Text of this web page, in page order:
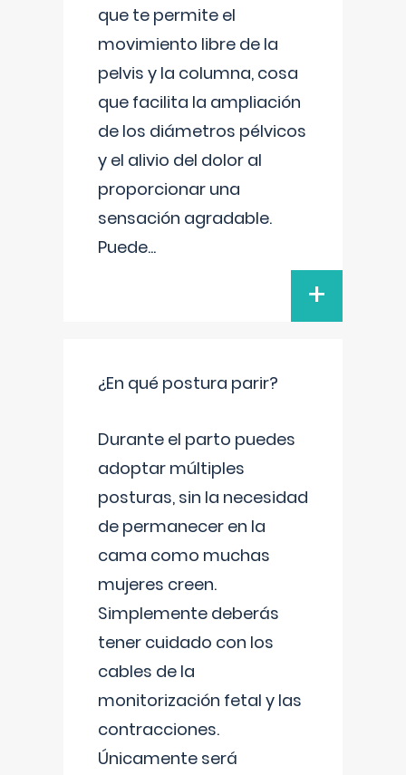
que te permite el
movimiento libre de la
pelvis y la columna, cosa
que facilita la ampliación
de los diámetros pélvicos
y el alivio del dolor al
proporcionar una
sensación agradable.
Puede...
+
¿En qué postura parir?
Durante el parto puedes
adoptar múltiples
posturas, sin la necesidad
de permanecer en la
cama como muchas
mujeres creen.
Simplemente deberás
tener cuidado con los
cables de la
monitorización fetal y las
contracciones.
Únicamente será